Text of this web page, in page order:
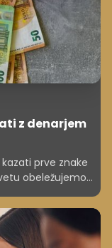
z denarjem
prve znake
obeležujemo
zaključi 31.
ki nas
ravnanja z